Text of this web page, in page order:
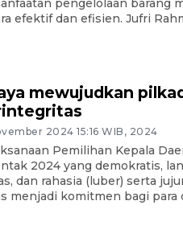
pengelolaan barang
efektif dan efisien. Jufri
mewujudkan
2024 15:16 WIB, 2024
Pemilihan Kepala
2024 yang demokratis,
dan rahasia (luber) serta
menjadi komitmen bagi para